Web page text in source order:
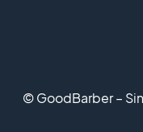
© GoodBarber –